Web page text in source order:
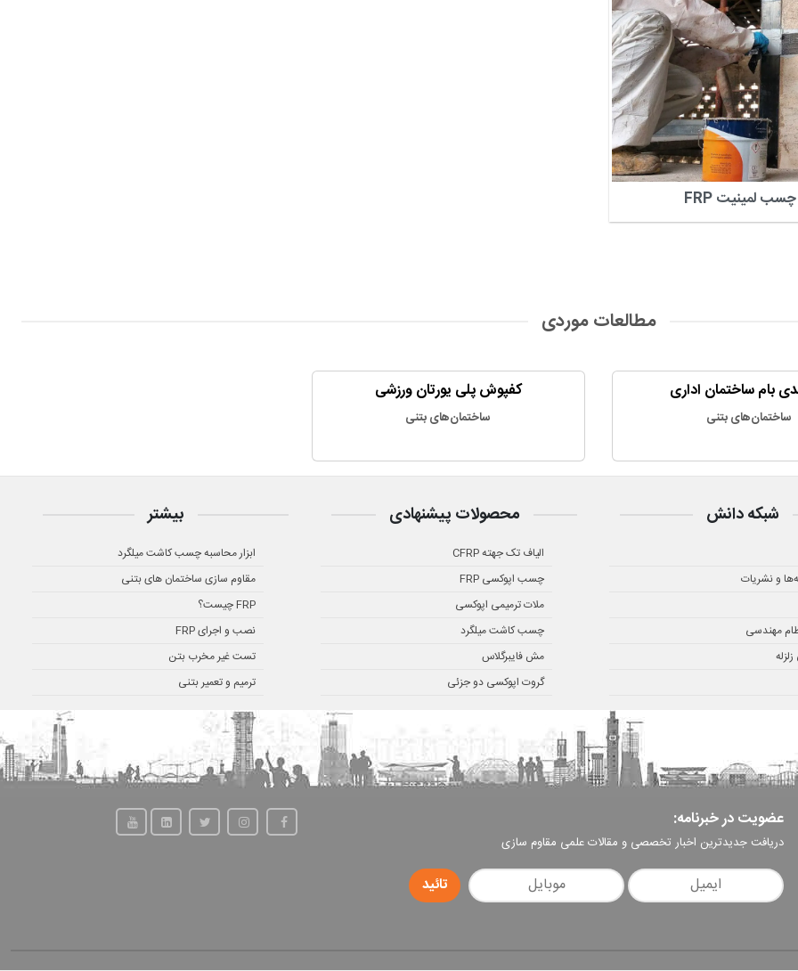
چسب لمینیت FRP
مطالعات موردی
بام ساختمان اداری
ساختمان‌های بتنی
کفپوش پلی یورتان ورزشی
ساختمان‌های بتنی
شبکه دانش
و نشریات
مهندسی
محصولات پیشنهادی
الیاف تک جهته CFRP
چسب اپوکسی FRP
ملات ترمیمی اپوکسی
چسب کاشت میلگرد
مش فایبرگلاس
گروت اپوکسی دو جزئی
بیشتر
ابزار محاسبه چسب کاشت میلگرد
مقاوم سازی ساختمان های بتنی
FRP چیست؟
نصب و اجرای FRP
تست غیر مخرب بتن
ترمیم و تعمیر بتنی
عضویت در خبرنامه:
دریافت جدیدترین اخبار تخصصی و مقالات علمی مقاوم سازی